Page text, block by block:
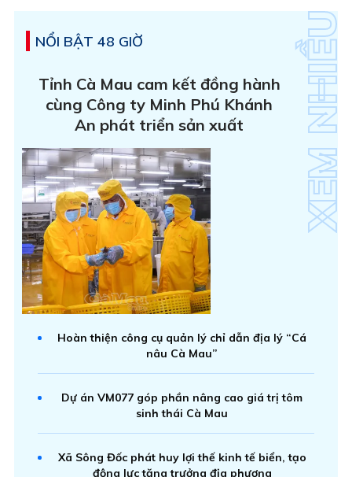
NỔI BẬT 48 GIỜ
Tỉnh Cà Mau cam kết đồng hành
cùng Công ty Minh Phú Khánh
An phát triển sản xuất
Hoàn thiện công cụ quản lý chỉ dẫn địa lý “Cá
nâu Cà Mau”
Dự án VM077 góp phần nâng cao giá trị tôm
sinh thái Cà Mau
Xã Sông Đốc phát huy lợi thế kinh tế biển, tạo
động lực tăng trưởng địa phương